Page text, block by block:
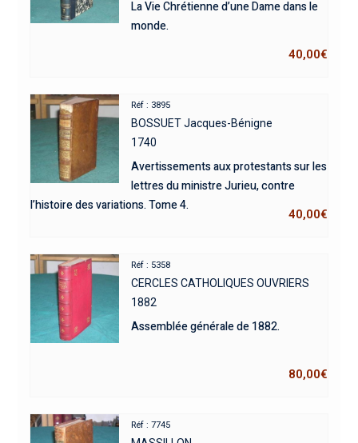
La Vie Chrétienne d’une Dame dans le
monde.
40,00€
Réf : 3895
BOSSUET Jacques-Bénigne
1740
Avertissements aux protestants sur les
lettres du ministre Jurieu, contre
l’histoire des variations. Tome 4.
40,00€
Réf : 5358
CERCLES CATHOLIQUES OUVRIERS
1882
Assemblée générale de 1882.
80,00€
Réf : 7745